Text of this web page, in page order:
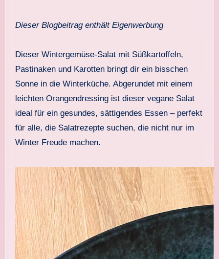
Dieser Blogbeitrag enthält Eigenwerbung
Dieser Wintergemüse-Salat mit Süßkartoffeln,
Pastinaken und Karotten bringt dir ein bisschen
Sonne in die Winterküche. Abgerundet mit einem
leichten Orangendressing ist dieser vegane Salat
ideal für ein gesundes, sättigendes Essen – perfekt
für alle, die Salatrezepte suchen, die nicht nur im
Winter Freude machen.